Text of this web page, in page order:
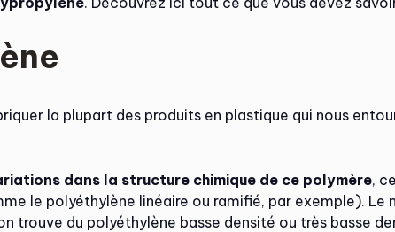
la plupart des produits en plastique qui nous
dans la structure chimique de ce polymère,
le polyéthylène linéaire ou ramifié, par exemple). Le
trouve du polyéthylène basse densité ou très basse